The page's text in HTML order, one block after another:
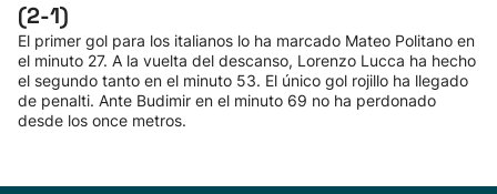
(2-1)
El primer gol para los italianos lo ha marcado Mateo Politano en
el minuto 27. A la vuelta del descanso, Lorenzo Lucca ha hecho
el segundo tanto en el minuto 53. El único gol rojillo ha llegado
de penalti. Ante Budimir en el minuto 69 no ha perdonado
desde los once metros.